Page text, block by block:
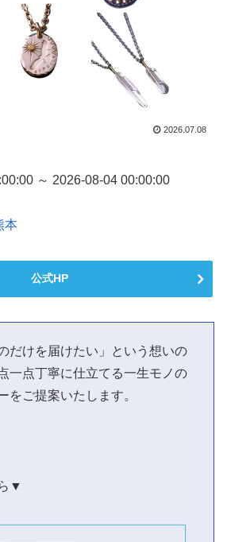
2026.07.08
～ 2026-08-04 00:00:00
本
公式HP
だけを届けたい」という想いの
一点丁寧に仕立てる一生モノの
をご提案いたします。
▼